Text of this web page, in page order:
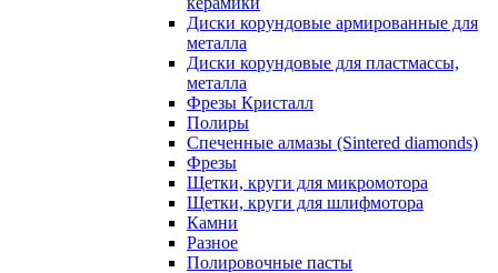
Диски корундовые армированные для
металла
Диски корундовые для пластмассы,
металла
Фрезы Кристалл
Полиры
Спеченные алмазы (Sintered diamonds)
Фрезы
Щетки, круги для микромотора
Щетки, круги для шлифмотора
Камни
Разное
Полировочные пасты